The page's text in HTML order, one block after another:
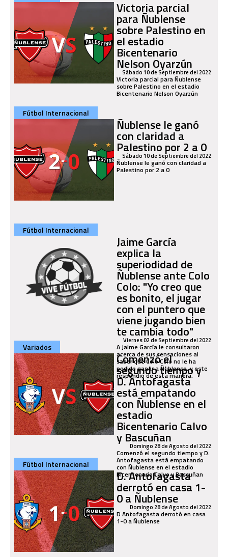
Victoria parcial
para Ñublense
sobre Palestino en
el estadio
Bicentenario
Nelson Oyarzún
Sábado 10 de Septiembre del 2022
Victoria parcial para Ñublense
sobre Palestino en el estadio
Bicentenario Nelson Oyarzún
Fútbol Internacional
Ñublense le ganó
con claridad a
Palestino por 2 a 0
Sábado 10 de Septiembre del 2022
Ñublense le ganó con claridad a
Palestino por 2 a 0
Fútbol Internacional
Jaime García
explica la
superiodidad de
Ñublense ante Colo
Colo: "Yo creo que
es bonito, el jugar
con el puntero que
viene jugando bien
te cambia todo"
Viernes 02 de Septiembre del 2022
A Jaime García le consultaron
acerca de sus sensaciones al
saber que Colo Colo no le ha
podido ganar a Ñublense, y este
respondió de esta manera.
Variados
Comenzó el
segundo tiempo y
D. Antofagasta
está empatando
con Ñublense en el
estadio
Bicentenario Calvo
y Bascuñan
Domingo 28 de Agosto del 2022
Comenzó el segundo tiempo y D.
Antofagasta está empatando
con Ñublense en el estadio
Bicentenario Calvo y Bascuñan
Fútbol Internacional
D. Antofagasta
derrotó en casa 1-
0 a Ñublense
Domingo 28 de Agosto del 2022
D Antofagasta derrotó en casa
1-0 a Ñublense